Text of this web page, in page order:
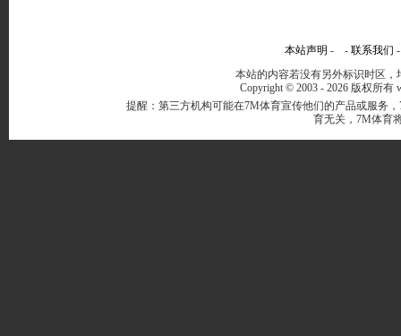
本站声明 - - 联系我们
本站的内容若没有另外标识时区
Copyright © 2003 - 2026 版权所有
提醒：第三方机构可能在7M体育宣传他们的产品或服务
育无关，7M体育